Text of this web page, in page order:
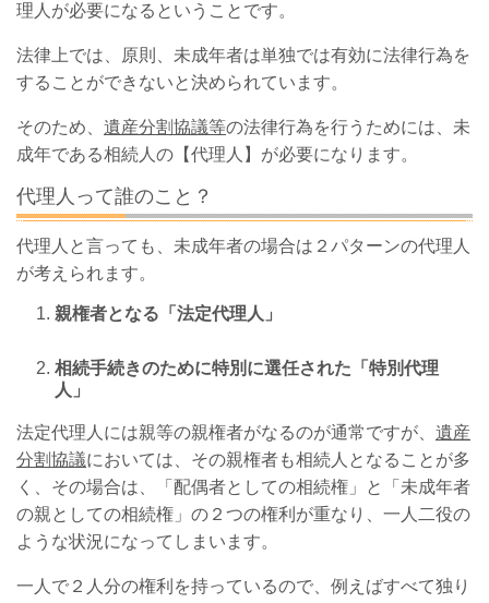
理人が必要になるということです。
法律上では、原則、未成年者は単独では有効に法律行為を
することができないと決められています。
そのため、 遺産分割協議等の法律行為を行うためには、未
成年である相続人の【代理人】が必要になります。
代理人って誰のこと？
代理人と言っても、未成年者の場合は２パターンの代理人
が考えられます。
親権者となる「法定代理人」
相続手続きのために特別に選任された「特別代理
人」
法定代理人には親等の親権者がなるのが通常ですが、 遺産
分割協議においては、その親権者も相続人となることが多
く、その場合は、「配偶者としての相続権」と「未成年者
の親としての相続権」の２つの権利が重なり、一人二役の
ような状況になってしまいます。
一人で２人分の権利を持っているので、例えばすべて独り